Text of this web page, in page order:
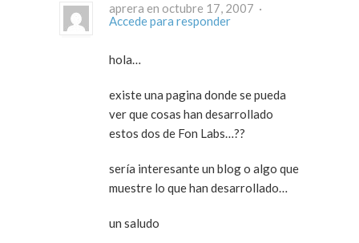
aprera en octubre 17, 2007 ·
Accede para responder
hola…
existe una pagina donde se pueda
ver que cosas han desarrollado
estos dos de Fon Labs…??
sería interesante un blog o algo que
muestre lo que han desarrollado…
un saludo